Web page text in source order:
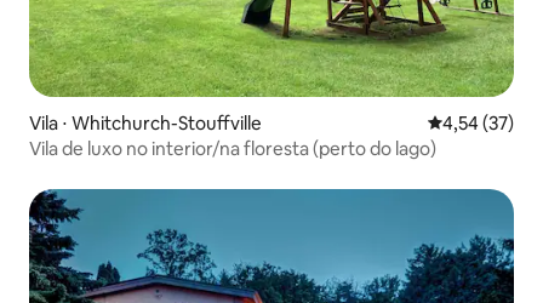
Vila ⋅ Whitchurch-Stouffville 4,54 de uma
4,54 (37)
Vila de luxo no interior/na floresta (perto do lago)